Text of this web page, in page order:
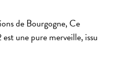
de Bourgogne, Ce
une pure merveille, issu